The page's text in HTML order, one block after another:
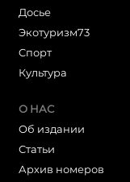
Досье
Экотуризм73
Cпорт
Культура
О НАС
Об издании
Статьи
Архив номеров